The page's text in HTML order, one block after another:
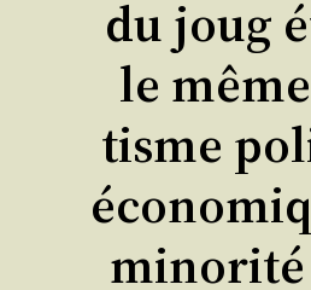
du joug
le
tisme